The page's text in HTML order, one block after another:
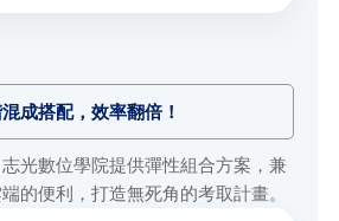
成搭配，效率翻倍！
光數位學院提供彈性組合方案，兼
的便利，打造無死角的考取計畫。